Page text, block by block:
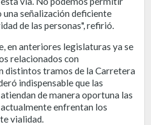
señalización deficiente
de las personas", refirió.
en anteriores legislaturas ya se
relacionados con
distintos tramos de la Carretera
indispensable que las
de manera oportuna las
enfrentan los
vialidad.